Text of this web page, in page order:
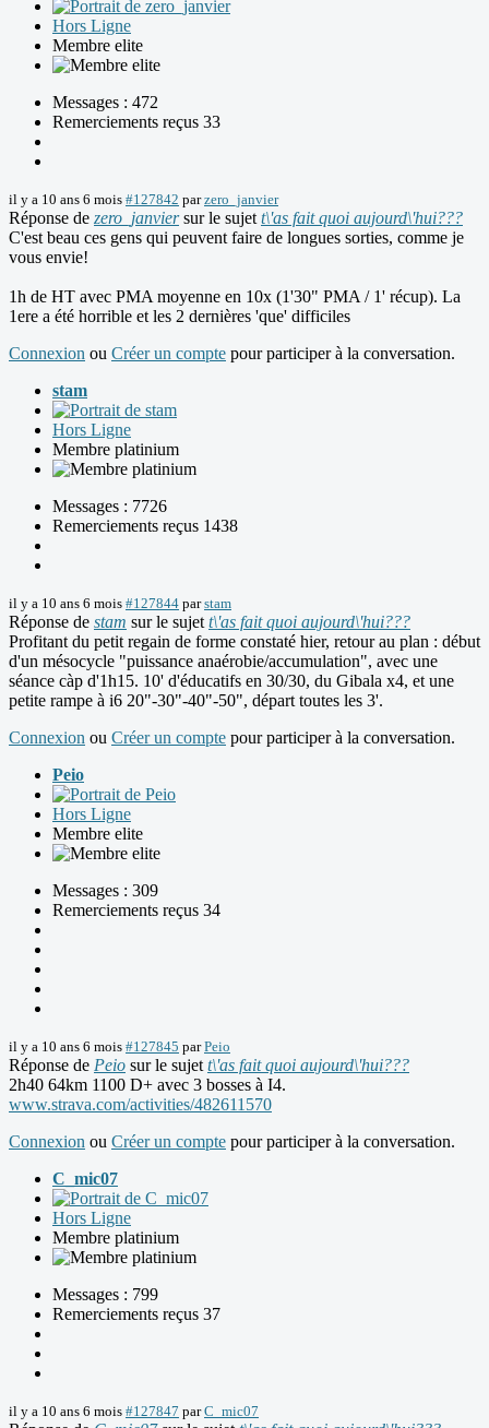
Hors Ligne
Membre elite
Messages : 472
Remerciements reçus 33
il y a 10 ans 6 mois #127842 parzero_janvier
Réponse de zero_janviersur le sujet t\'as fait quoi aujourd\'hui???
C'est beau ces gens qui peuvent faire de longues sorties, comme je
vous envie!
1h de HT avec PMA moyenne en 10x (1'30" PMA / 1' récup). La
1ere a été horrible et les 2 dernières 'que' difficiles
Connexion ou Créer un compte pour participer à la conversation.
stam
Hors Ligne
Membre platinium
Messages : 7726
Remerciements reçus 1438
il y a 10 ans 6 mois #127844 parstam
Réponse de stam sur le sujet t\'as fait quoi aujourd\'hui???
Profitant du petit regain de forme constaté hier, retour au plan : début
d'un mésocycle "puissance anaérobie/accumulation", avec une
séance càp d'1h15. 10' d'éducatifs en 30/30, du Gibala x4, et une
petite rampe à i6 20"-30"-40"-50", départ toutes les 3'.
Connexion ou Créer un compte pour participer à la conversation.
Peio
Hors Ligne
Membre elite
Messages : 309
Remerciements reçus 34
il y a 10 ans 6 mois #127845 parPeio
Réponse de Peio sur le sujet t\'as fait quoi aujourd\'hui???
2h40 64km 1100 D+ avec 3 bosses à I4.
www.strava.com/activities/482611570
Connexion ou Créer un compte pour participer à la conversation.
C_mic07
Hors Ligne
Membre platinium
Messages : 799
Remerciements reçus 37
il y a 10 ans 6 mois #127847 parC_mic07